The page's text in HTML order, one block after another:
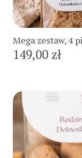
Mega zestaw, 4
149,00 zł